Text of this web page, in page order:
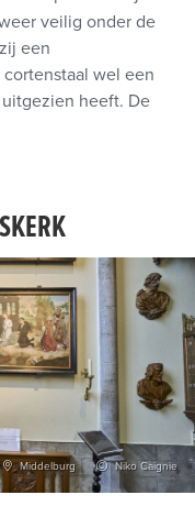
veilig onder de
een
wel een
heeft. De
Middelburg Niko Caignie